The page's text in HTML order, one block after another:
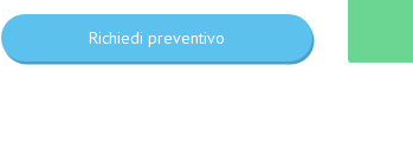
Richiedi preventivo